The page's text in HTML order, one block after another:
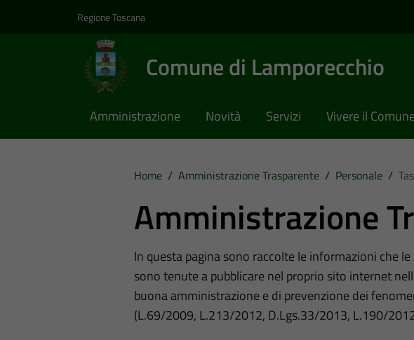
Regione Toscana
Comune di Lamporecchio
Amministrazione Novità Servizi Vivere il
Home / Amministrazione Trasparente / Personale /
Amministrazione
In questa pagina sono raccolte le informazioni che
sono tenute a pubblicare nel proprio sito internet
buona amministrazione e di prevenzione dei
(L.69/2009, L.213/2012, D.Lgs.33/2013, L.190/